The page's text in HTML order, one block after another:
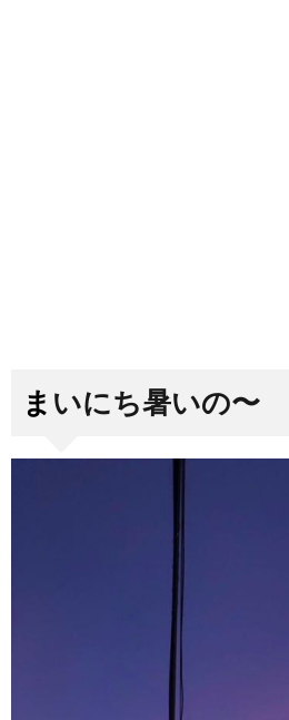
まいにち暑いの〜